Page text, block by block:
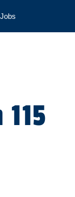
Jobs